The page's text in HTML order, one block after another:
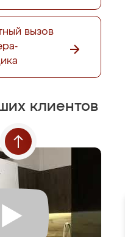
вызов
клиентов